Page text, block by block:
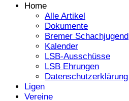
Home
Alle Artikel
Dokumente
Bremer Schachjugend
Kalender
LSB-Ausschüsse
LSB Ehrungen
Datenschutzerklärung
Ligen
Vereine